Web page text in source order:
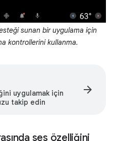
sunan bir uygulama için
kontrollerini kullanma.
uygulamak için
takip edin
arrow_forward
ses özelliğini